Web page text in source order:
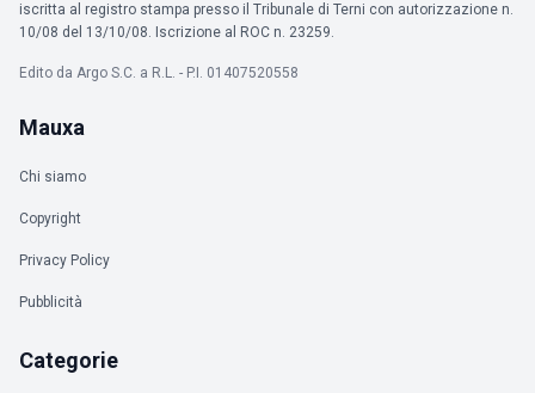
iscritta al registro stampa presso il Tribunale di Terni con autorizzazione n.
10/08 del 13/10/08. Iscrizione al ROC n. 23259.
Edito da Argo S.C. a R.L. - P.I. 01407520558
Mauxa
Chi siamo
Copyright
Privacy Policy
Pubblicità
Categorie